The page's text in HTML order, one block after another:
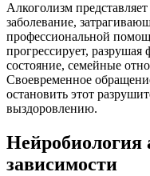
Алкоголизм
заболевание,
профессиональной
прогрессирует, разрушая
состояние, семейные
Своевременное
остановить этот
выздоровлению.
Нейробиология
зависимости